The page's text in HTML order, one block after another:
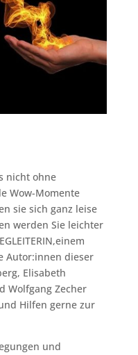
nicht ohne
Wow-Momente
sie sich ganz leise
werden Sie leichter
Autor:innen dieser
Elisabeth
Wolfgang Zecher
Hilfen gerne zur
und